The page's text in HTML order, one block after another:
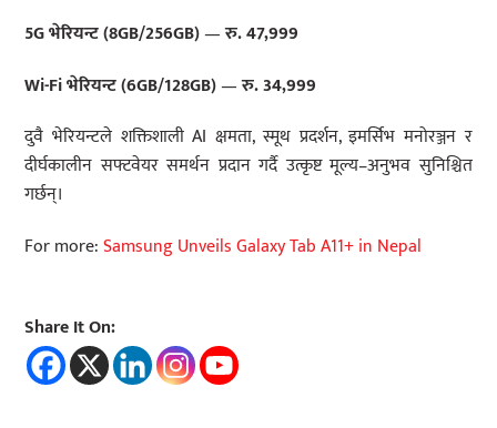
5Gभेरियन्ट (8GB/256GB)—रु. 47,999
Wi-Fiभेरियन्ट (6GB/128GB)—रु. 34,999
दुवै भेरियन्टले शक्तिशाली AI क्षमता, स्मूथ प्रदर्शन, इमर्सिभ मनोरञ्जन र
दीर्घकालीन सफ्टवेयर समर्थन प्रदान गर्दै उत्कृष्ट मूल्य–अनुभव सुनिश्चित
गर्छन्।
For more:Samsung Unveils Galaxy Tab A11+ in Nepal
Share It On: